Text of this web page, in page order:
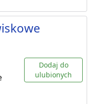
Dodaj do
ulubionych